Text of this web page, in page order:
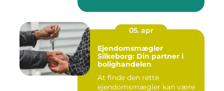
05. apr
Ejendomsmægler
Silkeborg: Din partner i
bolighandelen
At finde den rette
ejendomsmægler kan være